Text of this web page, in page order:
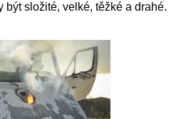
být složité, velké, těžké a drahé.